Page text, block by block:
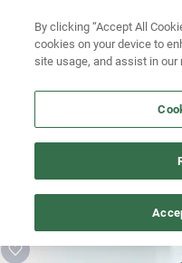
Busca por versión
disponibles de Bmw!
By clicking “Accept All
cookies on your device to
site usage, and assist in